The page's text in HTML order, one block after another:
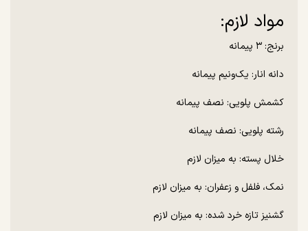
مواد لازم:
برنج: ۳ پیمانه
دانه انار: یک‌ونیم پیمانه
کشمش پلویی: نصف پیمانه
رشته پلویی: نصف پیمانه
خلال پسته: به میزان لازم
نمک، فلفل و زعفران: به میزان لازم
گشنیز تازه خرد شده: به میزان لازم